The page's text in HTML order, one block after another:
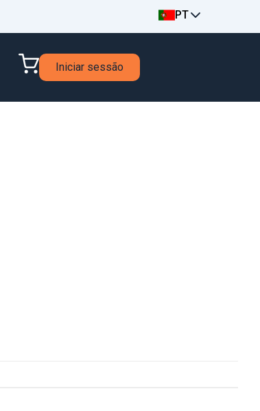
PT
Iniciar sessão